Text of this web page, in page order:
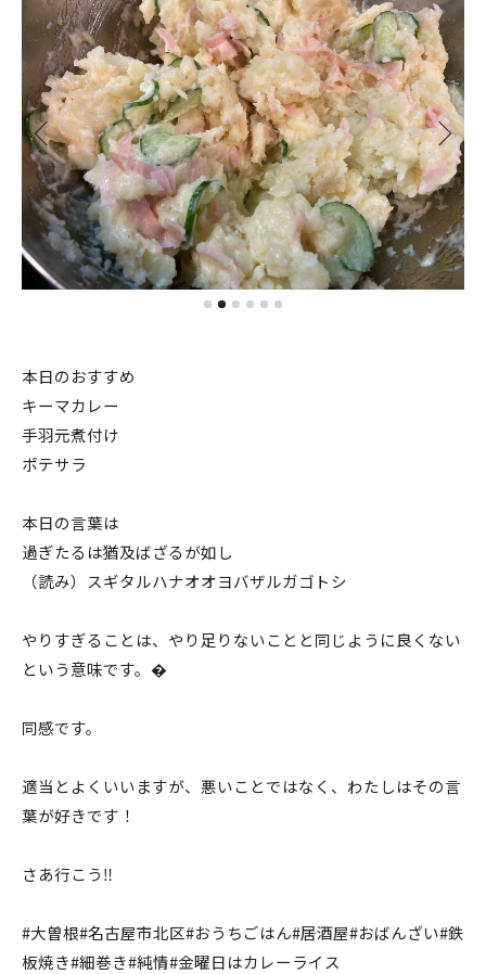
本日のおすすめ
キーマカレー
手羽元煮付け
ポテサラ
本日の言葉は
過ぎたるは猶及ばざるが如し
（読み）スギタルハナオオヨバザルガゴトシ
やりすぎることは、やり足りないことと同じように良くない
という意味です。�
同感です。
適当とよくいいますが、悪いことではなく、わたしはその言
葉が好きです！
さあ行こう‼️
#大曽根#名古屋市北区#おうちごはん#居酒屋#おばんざい#鉄
板焼き#細巻き#純情#金曜日はカレーライス